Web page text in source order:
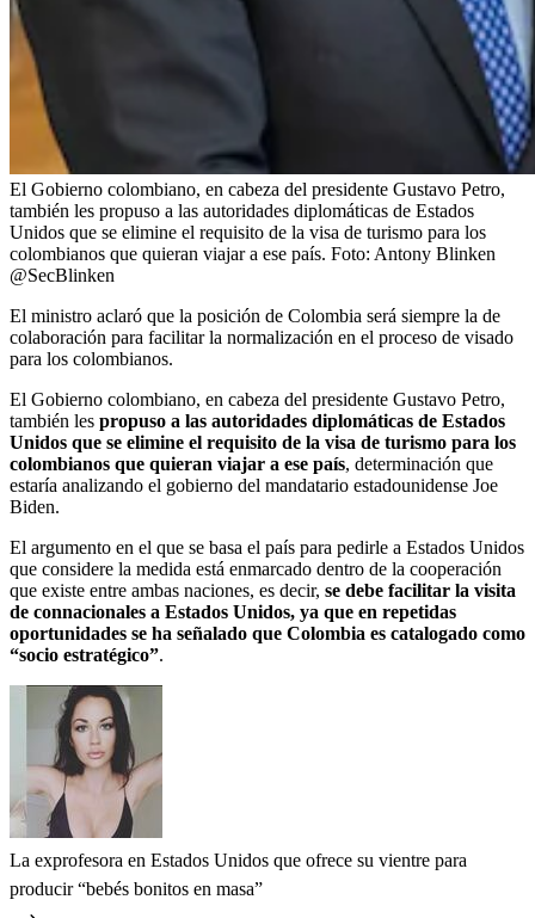
El Gobierno colombiano, en cabeza del presidente Gustavo Petro,
también les propuso a las autoridades diplomáticas de Estados
Unidos que se elimine el requisito de la visa de turismo para los
colombianos que quieran viajar a ese país. Foto: Antony Blinken
@SecBlinken
El ministro aclaró que la posición de Colombia será siempre la de
colaboración para facilitar la normalización en el proceso de visado
para los colombianos.
El Gobierno colombiano, en cabeza del presidente Gustavo Petro,
también les propuso a las autoridades diplomáticas de Estados
Unidos que se elimine el requisito de la visa de turismo para los
colombianos que quieran viajar a ese país, determinación que
estaría analizando el gobierno del mandatario estadounidense Joe
Biden.
El argumento en el que se basa el país para pedirle a Estados Unidos
que considere la medida está enmarcado dentro de la cooperación
que existe entre ambas naciones, es decir, se debe facilitar la visita
de connacionales a Estados Unidos, ya que en repetidas
oportunidades se ha señalado que Colombia es catalogado como
“socio estratégico”.
La exprofesora en Estados Unidos que ofrece su vientre para
producir “bebés bonitos en masa”